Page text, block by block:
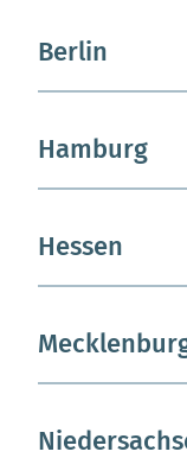
Berlin
Hamburg
Hessen